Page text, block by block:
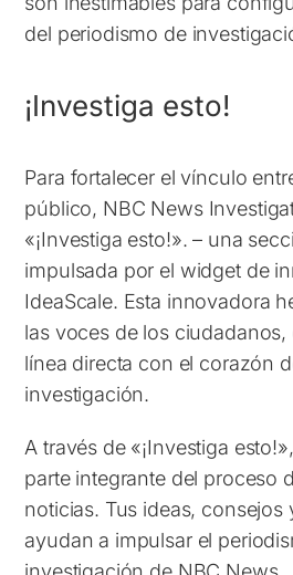
del periodismo de
¡Investiga esto!
Para fortalecer el vínculo
público, NBC News
«¡Investiga esto!». – una
impulsada por el widget de
IdeaScale. Esta innovadora
las voces de los
línea directa con el corazón
investigación.
A través de «¡Investiga
parte integrante del proceso
noticias. Tus ideas, consejos
ayudan a impulsar el